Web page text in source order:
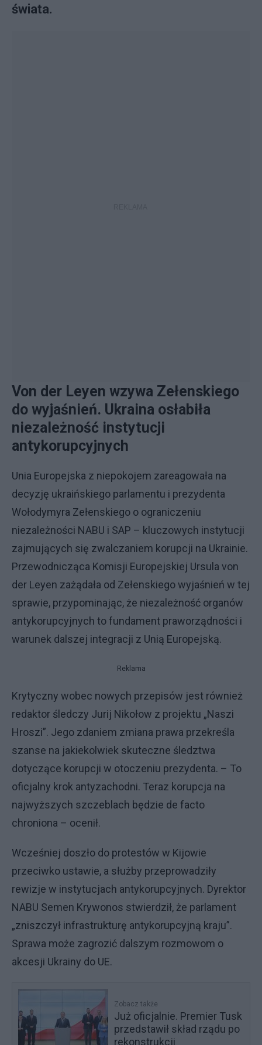
świata.
Von der Leyen wzywa Zełenskiego
do wyjaśnień. Ukraina osłabiła
niezależność instytucji
antykorupcyjnych
Unia Europejska z niepokojem zareagowała na
decyzję ukraińskiego parlamentu i prezydenta
Wołodymyra Zełenskiego o ograniczeniu
niezależności NABU i SAP – kluczowych instytucji
zajmujących się zwalczaniem korupcji na Ukrainie.
Przewodnicząca Komisji Europejskiej Ursula von
der Leyen zażądała od Zełenskiego wyjaśnień w tej
sprawie, przypominając, że niezależność organów
antykorupcyjnych to fundament praworządności i
warunek dalszej integracji z Unią Europejską.
Reklama
Krytyczny wobec nowych przepisów jest również
redaktor śledczy Jurij Nikołow z projektu „Naszi
Hroszi”. Jego zdaniem zmiana prawa przekreśla
szanse na jakiekolwiek skuteczne śledztwa
dotyczące korupcji w otoczeniu prezydenta. – To
oficjalny krok antyzachodni. Teraz korupcja na
najwyższych szczeblach będzie de facto
chroniona – ocenił.
Wcześniej doszło do protestów w Kijowie
przeciwko ustawie, a służby przeprowadziły
rewizje w instytucjach antykorupcyjnych. Dyrektor
NABU Semen Krywonos stwierdził, że parlament
„zniszczył infrastrukturę antykorupcyjną kraju”.
Sprawa może zagrozić dalszym rozmowom o
akcesji Ukrainy do UE.
Zobacz także
Już oficjalnie. Premier Tusk
przedstawił skład rządu po
rekonstrukcji